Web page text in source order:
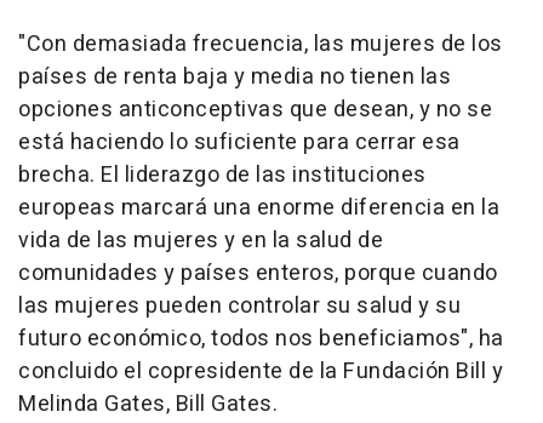
"Con demasiada frecuencia, las mujeres de los
países de renta baja y media no tienen las
opciones anticonceptivas que desean, y no se
está haciendo lo suficiente para cerrar esa
brecha. El liderazgo de las instituciones
europeas marcará una enorme diferencia en la
vida de las mujeres y en la salud de
comunidades y países enteros, porque cuando
las mujeres pueden controlar su salud y su
futuro económico, todos nos beneficiamos", ha
concluido el copresidente de la Fundación Bill y
Melinda Gates, Bill Gates.